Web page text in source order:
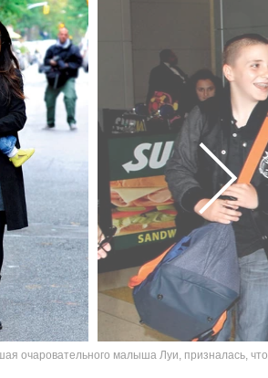
очаровательного малыша Луи, призналась, что